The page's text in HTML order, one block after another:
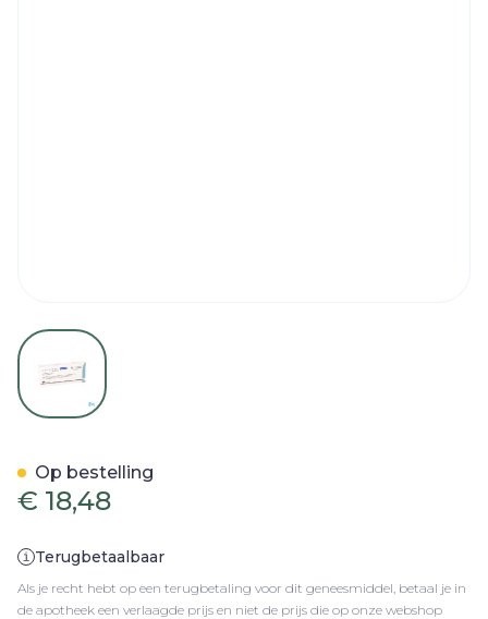
View larger image
€ 18,48
Terugbetaalbaar
Als je recht hebt op een terugbetaling voor dit geneesmiddel, betaal je in
de apotheek een verlaagde prijs en niet de prijs die op onze webshop
Op bestelling